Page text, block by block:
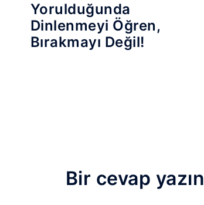
Yorulduğunda
Dinlenmeyi Öğren,
Bırakmayı Değil!
Bir cevap yazın